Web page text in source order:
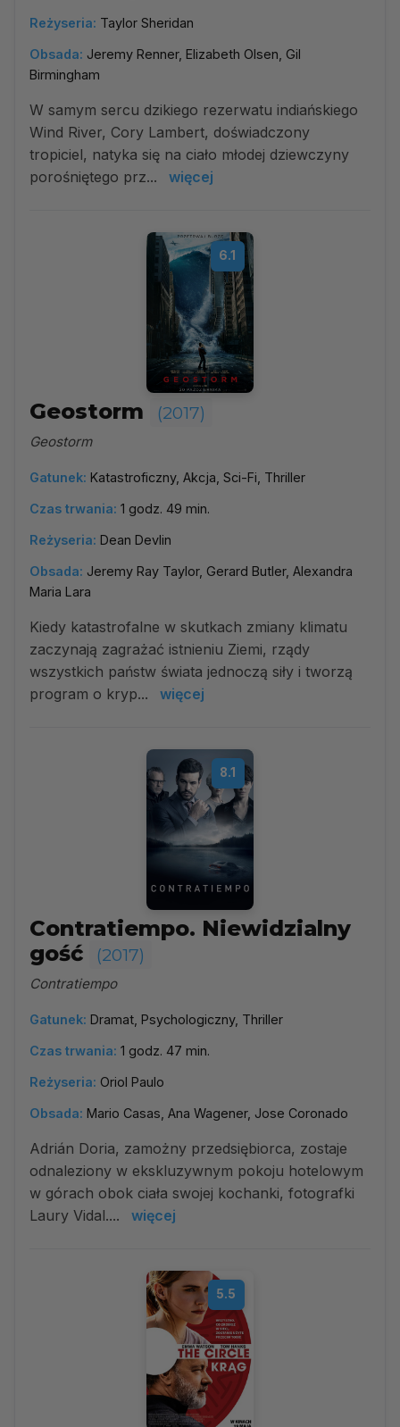
Reżyseria: Taylor Sheridan
Obsada: Jeremy Renner, Elizabeth Olsen, Gil
Birmingham
W samym sercu dzikiego rezerwatu indiańskiego
Wind River, Cory Lambert, doświadczony
tropiciel, natyka się na ciało młodej dziewczyny
porośniętego prz...
więcej
6.1
Geostorm (2017)
Geostorm
Gatunek: Katastroficzny, Akcja, Sci-Fi, Thriller
Czas trwania: 1 godz. 49 min.
Reżyseria: Dean Devlin
Obsada: Jeremy Ray Taylor, Gerard Butler, Alexandra
Maria Lara
Kiedy katastrofalne w skutkach zmiany klimatu
zaczynają zagrażać istnieniu Ziemi, rządy
wszystkich państw świata jednoczą siły i tworzą
program o kryp...
więcej
8.1
Contratiempo. Niewidzialny
gość
(2017)
Contratiempo
Gatunek: Dramat, Psychologiczny, Thriller
Czas trwania: 1 godz. 47 min.
Reżyseria: Oriol Paulo
Obsada: Mario Casas, Ana Wagener, Jose Coronado
Adrián Doria, zamożny przedsiębiorca, zostaje
odnaleziony w ekskluzywnym pokoju hotelowym
w górach obok ciała swojej kochanki, fotografki
Laury Vidal....
więcej
5.5